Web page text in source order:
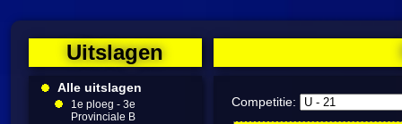
Uitslagen
Alle uitslagen
1e ploeg - 3e
Provinciale B
Competitie: